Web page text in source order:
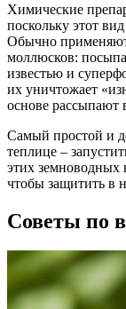
Химические
поскольку этот
Обычно
моллюсков:
известью и
их уничтожает
основе рассыпают
Самый простой и
теплице –
этих земноводных
чтобы защитить в
Советы по